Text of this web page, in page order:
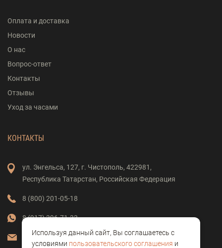
Оплата и доставка
Новости
О нас
Вопрос-ответ
Контакты
Отзывы
Уход за часами
КОНТАКТЫ
ул. Энгельса, 127, г. Чистополь, 422981,
Республика Татарстан, Российская Федерация
8 (800) 201-05-18
8 (917) 396-71-33
vostok-clock@mail.ru
Используя данный сайт, Вы соглашаетесь с
условиями пользовательского соглашения и